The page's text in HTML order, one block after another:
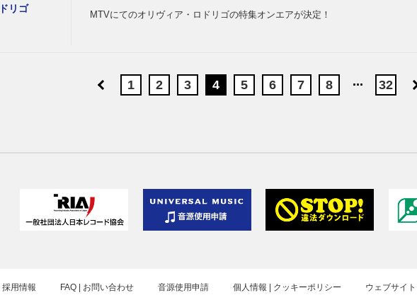
リゴ
MTVにてのオリヴィア・ロドリゴの特集オンエアが決定！
1 2 3 4 5 6 7 8 ... 32
採用情報 FAQ | お問い合わせ 音源使用申請 個人情報 | クッキーポリシー ウェブサイ